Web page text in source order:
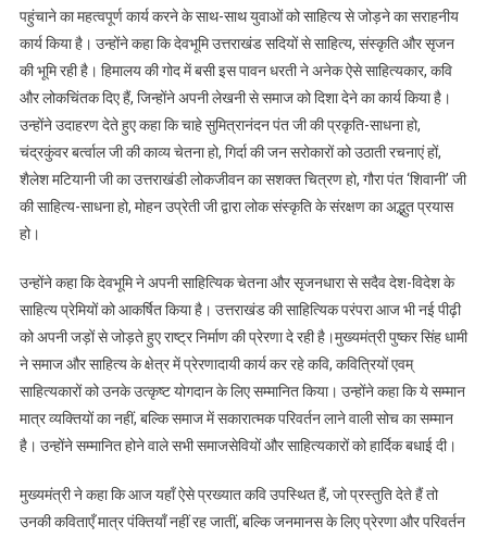
पहुंचाने का महत्वपूर्ण कार्य करने के साथ-साथ युवाओं को साहित्य से जोड़ने का सराहनीय
कार्य किया है। उन्होंने कहा कि देवभूमि उत्तराखंड सदियों से साहित्य, संस्कृति और सृजन
की भूमि रही है। हिमालय की गोद में बसी इस पावन धरती ने अनेक ऐसे साहित्यकार, कवि
और लोकचिंतक दिए हैं, जिन्होंने अपनी लेखनी से समाज को दिशा देने का कार्य किया है।
उन्होंने उदाहरण देते हुए कहा कि चाहे सुमित्रानंदन पंत जी की प्रकृति-साधना हो,
चंद्रकुंवर बर्त्वाल जी की काव्य चेतना हो, गिर्दा की जन सरोकारों को उठाती रचनाएं हों,
शैलेश मटियानी जी का उत्तराखंडी लोकजीवन का सशक्त चित्रण हो, गौरा पंत ‘शिवानी’ जी
की साहित्य-साधना हो, मोहन उप्रेती जी द्वारा लोक संस्कृति के संरक्षण का अद्भुत प्रयास
हो।
उन्होंने कहा कि देवभूमि ने अपनी साहित्यिक चेतना और सृजनधारा से सदैव देश-विदेश के
साहित्य प्रेमियों को आकर्षित किया है। उत्तराखंड की साहित्यिक परंपरा आज भी नई पीढ़ी
को अपनी जड़ों से जोड़ते हुए राष्ट्र निर्माण की प्रेरणा दे रही है।मुख्यमंत्री पुष्कर सिंह धामी
ने समाज और साहित्य के क्षेत्र में प्रेरणादायी कार्य कर रहे कवि, कवित्रियों एवम्
साहित्यकारों को उनके उत्कृष्ट योगदान के लिए सम्मानित किया। उन्होंने कहा कि ये सम्मान
मात्र व्यक्तियों का नहीं, बल्कि समाज में सकारात्मक परिवर्तन लाने वाली सोच का सम्मान
है। उन्होंने सम्मानित होने वाले सभी समाजसेवियों और साहित्यकारों को हार्दिक बधाई दी।
मुख्यमंत्री ने कहा कि आज यहॉं ऐसे प्रख्यात कवि उपस्थित हैं, जो प्रस्तुति देते हैं तो
उनकी कविताएँ मात्र पंक्तियाँ नहीं रह जातीं, बल्कि जनमानस के लिए प्रेरणा और परिवर्तन